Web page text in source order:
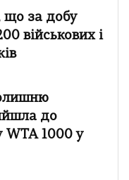
що за добу
військових і
до
WTA 1000 у